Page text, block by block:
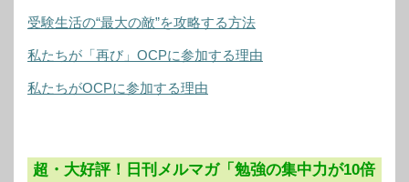
受験生活の“最大の敵”を攻略する方法
私たちが「再び」OCPに参加する理由
私たちがOCPに参加する理由
超・大好評！日刊メルマガ「勉強の集中力が10倍